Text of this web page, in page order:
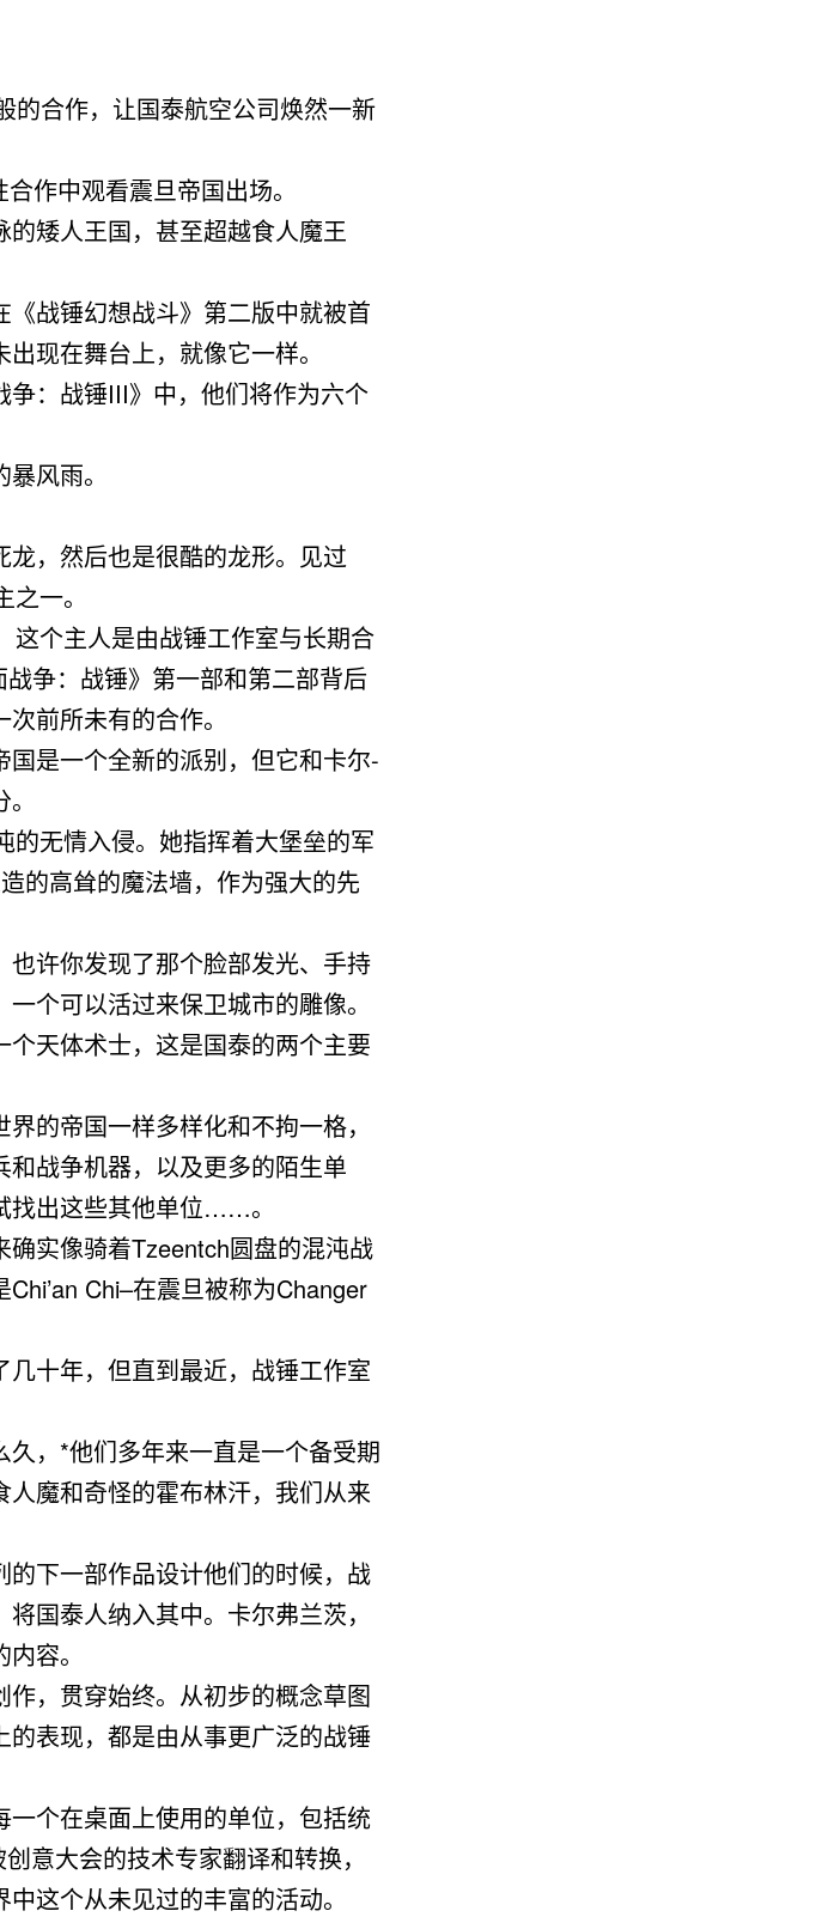
的合作，让国泰航空公司焕然一新
作中观看震旦帝国出场。
矮人王国，甚至超越食人魔王
战锤幻想战斗》第二版中就被首
现在舞台上，就像它一样。
：战锤III》中，他们将作为六个
风雨。
，然后也是很酷的龙形。见过
一。
这个主人是由战锤工作室与长期合
争：战锤》第一部和第二部背后
前所未有的合作。
是一个全新的派别，但它和卡尔-
的无情入侵。她指挥着大堡垒的军
的高耸的魔法墙，作为强大的先
许你发现了那个脸部发光、手持
个可以活过来保卫城市的雕像。
天体术士，这是国泰的两个主要
的帝国一样多样化和不拘一格，
战争机器，以及更多的陌生单
找出这些其他单位……。
实像骑着Tzeentch圆盘的混沌战
Chi–在震旦被称为Changer
十年，但直到最近，战锤工作室
，*他们多年来一直是一个备受期
魔和奇怪的霍布林汗，我们从来
下一部作品设计他们的时候，战
国泰人纳入其中。卡尔弗兰茨，
容。
，贯穿始终。从初步的概念草图
表现，都是由从事更广泛的战锤
个在桌面上使用的单位，包括统
意大会的技术专家翻译和转换，
这个从未见过的丰富的活动。